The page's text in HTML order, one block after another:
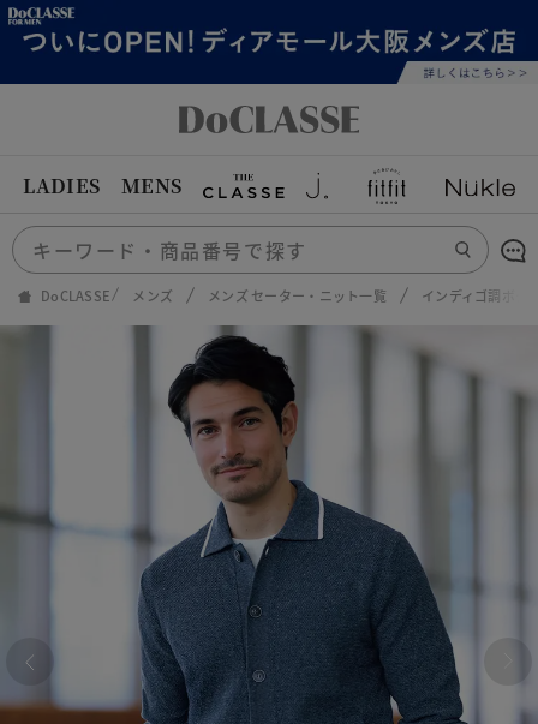
LADIES MENS
DoCLASSE メンズ メンズ セーター・ニット一覧 インディゴ調ボタ